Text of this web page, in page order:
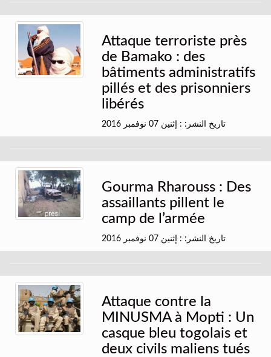
Attaque terroriste près
de Bamako : des
bâtiments administratifs
pillés et des prisonniers
libérés
تاريخ النشر: : إثنين 07 نوفمبر 2016
Gourma Rharouss : Des
assaillants pillent le
camp de l’armée
تاريخ النشر: : إثنين 07 نوفمبر 2016
Attaque contre la
MINUSMA à Mopti : Un
casque bleu togolais et
deux civils maliens tués